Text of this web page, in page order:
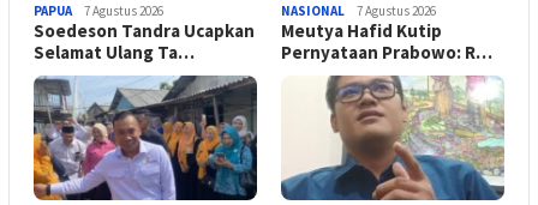
PAPUA 7 Agustus 2026
Soedeson Tandra Ucapkan
Selamat Ulang Ta…
NASIONAL 7 Agustus 2026
Meutya Hafid Kutip
Pernyataan Prabowo: R…